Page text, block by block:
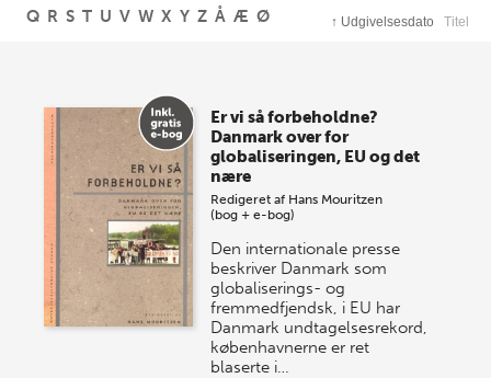
Q R S T U V W X Y Z Å Æ Ø ↑ Udgivelsesdato Titel
Er vi så forbeholdne?
Danmark over for
globaliseringen, EU og det
nære
Redigeret af Hans Mouritzen
(bog + e-bog)
Den internationale presse
beskriver Danmark som
globaliserings- og
fremmedfjendsk, i EU har
Danmark undtagelsesrekord,
københavnerne er ret
blaserte i…